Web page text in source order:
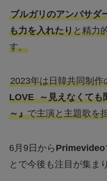
ブルガリのアンバサダ
も力を入れたりと精力
す。
2023年は日韓共同制作
LOVE ～見えなくても
～』で主演と主題歌を
6月9日から Primevideo
とで今後も注目が集ま